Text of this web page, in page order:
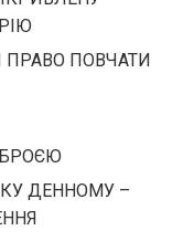
ПРАВО ПОВЧАТИ
ДЕННОМУ –